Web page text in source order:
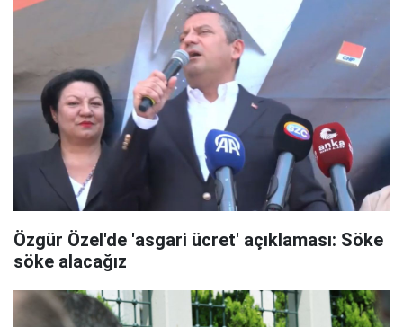
Özgür Özel'de 'asgari ücret' açıklaması: Söke
söke alacağız